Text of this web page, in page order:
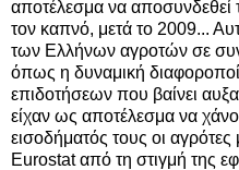
αποτέλεσμα να αποσυνδεθεί
τον καπνό, μετά το 2009...
των Ελλήνων αγροτών σε
όπως η δυναμική
επιδοτήσεων που βαίνει
είχαν ως αποτέλεσμα να
εισοδήματός τους οι αγρότες
Εurostat από τη στιγμή της